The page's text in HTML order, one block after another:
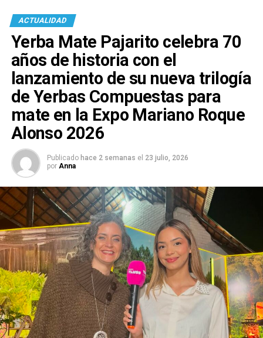
ACTUALIDAD
Yerba Mate Pajarito celebra 70
años de historia con el
lanzamiento de su nueva trilogía
de Yerbas Compuestas para
mate en la Expo Mariano Roque
Alonso 2026
Publicado hace 2 semanas el 23 julio, 2026
por Anna